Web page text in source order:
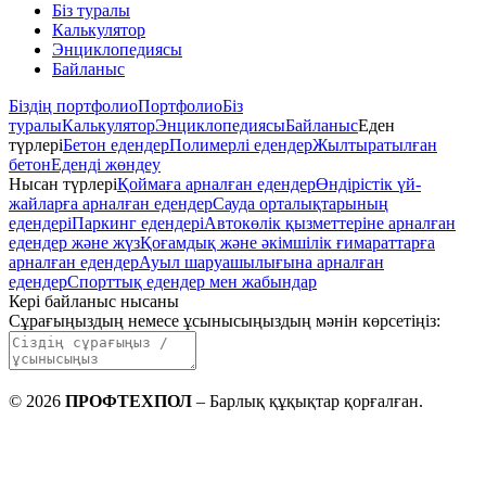
Біз туралы
Калькулятор
Энциклопедиясы
Байланыс
Біздің портфолиоПортфолиоБіз
туралыКалькуляторЭнциклопедиясыБайланысЕден
түрлеріБетон едендерПолимерлі едендерЖылтыратылған
бетонЕденді жөндеу
Нысан түрлеріҚоймаға арналған едендерӨндірістік үй-
жайларға арналған едендерСауда орталықтарының
едендеріПаркинг едендеріАвтокөлік қызметтеріне арналған
едендер және жүзҚоғамдық және әкімшілік ғимараттарға
арналған едендерАуыл шаруашылығына арналған
едендерСпорттық едендер мен жабындар
Кері байланыс нысаны
Сұрағыңыздың немесе ұсынысыңыздың мәнін көрсетіңіз:
© 2026 ПРОФТЕХПОЛ – Барлық құқықтар қорғалған.